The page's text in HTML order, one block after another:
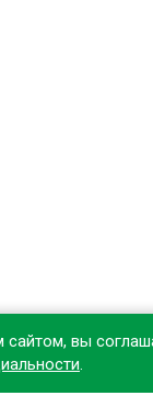
делать
вы
.